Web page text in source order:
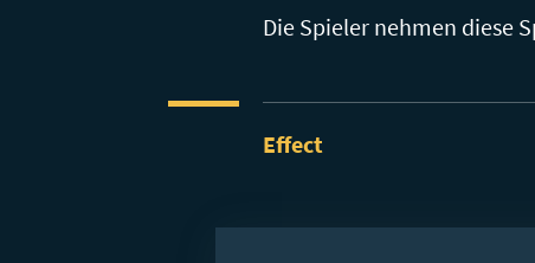
Die Spieler nehmen diese
Effect